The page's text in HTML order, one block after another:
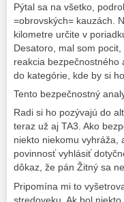
Pýtal sa na všetko,
=obrovských= kauzách.
kilometre určite v
Desatoro, mal som
reakcia bezpečnostného
do kategórie, kde by si
Tento bezpečnostný
Radi si ho pozývajú do
teraz už aj TA3. Ako
niekto niekomu vyhráža,
povinnosť vyhlásiť
dôkaz, že pán Žitný sa
Pripomína mi to
stredoveku. Ak bol